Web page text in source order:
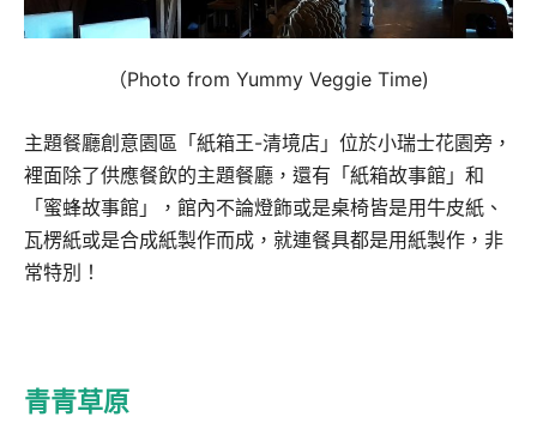
（Photo from Yummy Veggie Time)
主題餐廳創意園區「紙箱王-清境店」位於小瑞士花園旁，
裡面除了供應餐飲的主題餐廳，還有「紙箱故事館」和
「蜜蜂故事館」，館內不論燈飾或是桌椅皆是用牛皮紙、
瓦楞紙或是合成紙製作而成，就連餐具都是用紙製作，非
常特別！
青青草原